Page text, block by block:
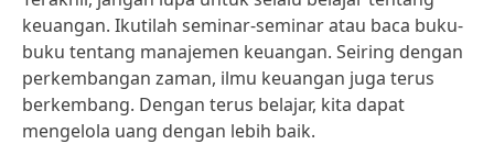
keuangan. Ikutilah seminar-seminar atau baca buku-
buku tentang manajemen keuangan. Seiring dengan
perkembangan zaman, ilmu keuangan juga terus
berkembang. Dengan terus belajar, kita dapat
mengelola uang dengan lebih baik.